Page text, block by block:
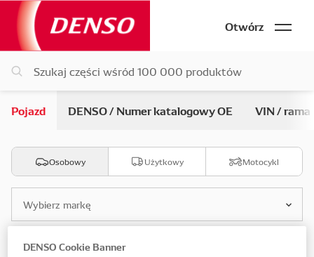
Otwórz
Pojazd DENSO / Numer katalogowy OE VIN / rama
Osobowy Użytkowy Motocykl
Wybierz markę
Wybierz model
DENSO Cookie Banner